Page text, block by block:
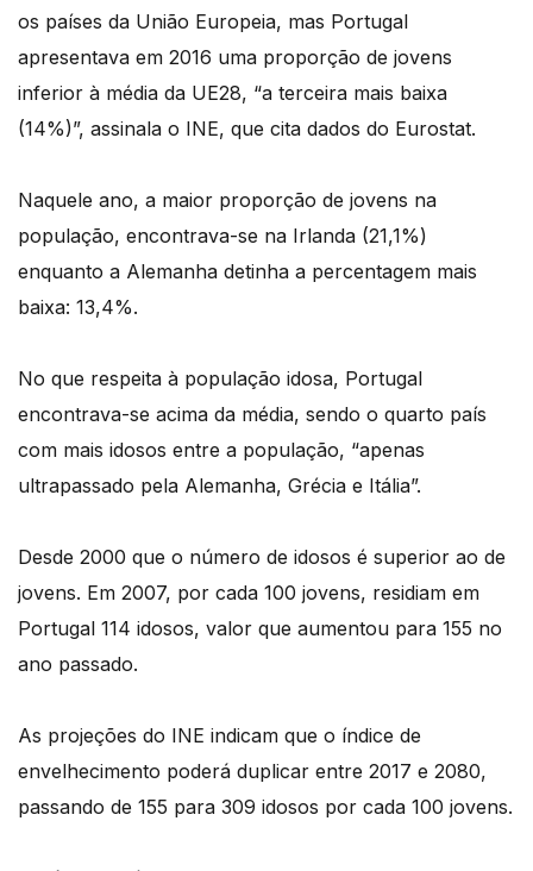
os países da União Europeia, mas Portugal
apresentava em 2016 uma proporção de jovens
inferior à média da UE28, “a terceira mais baixa
(14%)”, assinala o INE, que cita dados do Eurostat.
Naquele ano, a maior proporção de jovens na
população, encontrava-se na Irlanda (21,1%)
enquanto a Alemanha detinha a percentagem mais
baixa: 13,4%.
No que respeita à população idosa, Portugal
encontrava-se acima da média, sendo o quarto país
com mais idosos entre a população, “apenas
ultrapassado pela Alemanha, Grécia e Itália”.
Desde 2000 que o número de idosos é superior ao de
jovens. Em 2007, por cada 100 jovens, residiam em
Portugal 114 idosos, valor que aumentou para 155 no
ano passado.
As projeções do INE indicam que o índice de
envelhecimento poderá duplicar entre 2017 e 2080,
passando de 155 para 309 idosos por cada 100 jovens.